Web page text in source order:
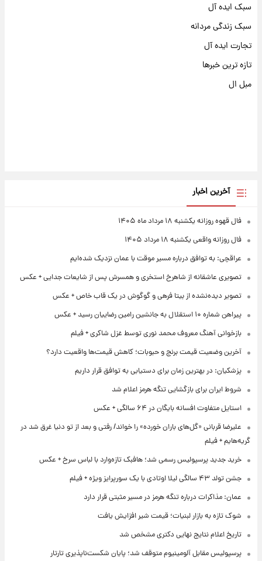
سبک ایده آل
سبک زندگی مردانه
تجارت ایده آل
تازه ترین خبرها
مبل ال
آخرین اخبار
فال قهوه روزانه یکشنبه ۱۸ مرداد ماه ۱۴۰۵
فال روزانه واقعی یکشنبه ۱۸ مرداد ۱۴۰۵
عراقچی: به توافق درباره مسیر موقت با عمان نزدیک شده‌ایم
تصویری عاشقانه از شاهرخ استخری و همسرش پس از شایعات جدایی + عکس
تصویر دیده‌نشده از بیتا فرهی و گوگوش در یک قاب خاص + عکس
پیراهن شماره ۱۰ استقلال به جانشین رامین رضاییان رسید + عکس
بازخوانی آهنگ معروف محمد نوری توسط غزل شاکری + فیلم
آخرین وضعیت قیمت برنج و حبوبات؛ کاهش قیمت‌ها واقعیت دارد؟
پزشکیان: در بهترین زمان برای دستیابی به توافق قرار داریم
شروط ایران برای بازگشایی تنگه هرمز اعلام شد
استایل متفاوت افسانه بایگان در ۶۴ سالگی + عکس
علیرضا قربانی «گل‌های باران خورده» را خواند/ رفتی و بعد از تو دنیا غرق شد در
گریه‌هایم + فیلم
خرید جدید پرسپولیس رسمی شد؛ هافبک تازه‌وارد با لباس سرخ + عکس
جشن تولد ۴۳ سالگی لیلا اوتادی با یک سورپرایز ویژه + فیلم
عمان: مذاکرات درباره تنگه هرمز در مسیر مثبتی قرار دارد
شوک تازه به بازار لبنیات؛ قیمت شیر افزایش یافت
تاریخ اعلام نتایج نهایی دکتری مشخص شد
پرسپولیس مقابل آلومینیوم متوقف شد؛ پایان شکست‌ناپذیری تارتار